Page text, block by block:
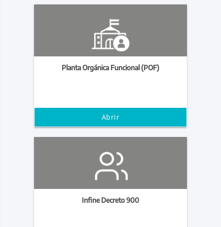
Planta Orgánica Funcional (POF)
Abrir
Infine Decreto 900